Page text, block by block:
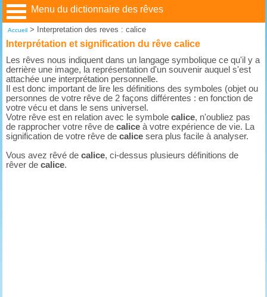
Menu du dictionnaire des rêves
Accueil> Interpretation des reves : calice
Interprétation et signification du rêve calice
Les rêves nous indiquent dans un langage symbolique ce qu'il y a
derrière une image, la représentation d'un souvenir auquel s'est
attachée une interprétation personnelle.
Il est donc important de lire les définitions des symboles (objet ou
personnes de votre rêve de 2 façons différentes : en fonction de
votre vécu et dans le sens universel.
Votre rêve est en relation avec le symbolecalice, n'oubliez pas
de rapprocher votre rêve decalice à votre expérience de vie. La
signification de votre rêve decalice sera plus facile à analyser.
Vous avez rêvé decalice, ci-dessus plusieurs définitions de
rêver decalice.